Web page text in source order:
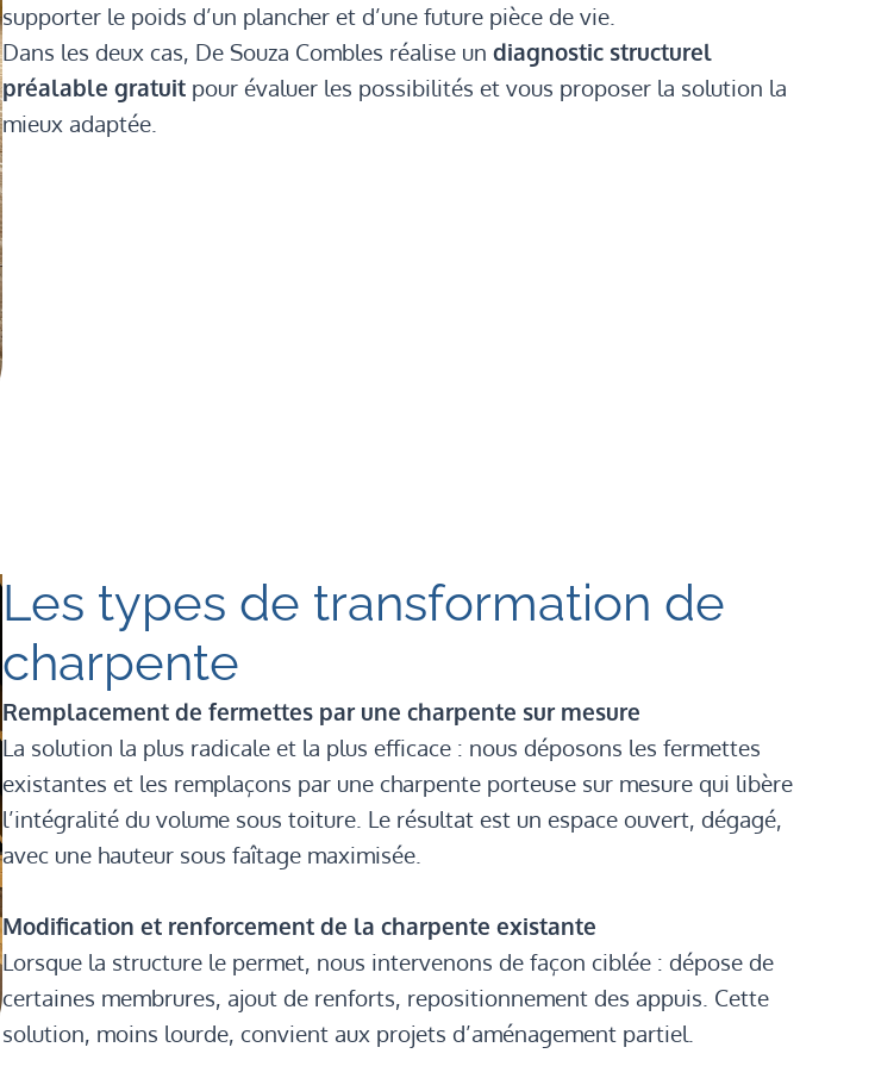
supporter le poids d’un plancher et d’une future pièce de vie.
Dans les deux cas, De Souza Combles réalise un diagnostic structurel
préalable gratuitpour évaluer les possibilités et vous proposer la solution la
mieux adaptée.
Les types de transformation de
charpente
Remplacement de fermettes par une charpente sur mesure
La solution la plus radicale et la plus efficace : nous déposons les fermettes
existantes et les remplaçons par une charpente porteuse sur mesure qui libère
l’intégralité du volume sous toiture. Le résultat est un espace ouvert, dégagé,
avec une hauteur sous faîtage maximisée.
Modification et renforcement de la charpente existante
Lorsque la structure le permet, nous intervenons de façon ciblée : dépose de
certaines membrures, ajout de renforts, repositionnement des appuis. Cette
solution, moins lourde, convient aux projets d’aménagement partiel.